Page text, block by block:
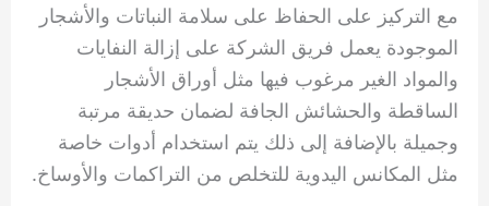
مع التركيز على الحفاظ على سلامة النباتات والأشجار
الموجودة يعمل فريق الشركة على إزالة النفايات
والمواد الغير مرغوب فيها مثل أوراق الأشجار
الساقطة والحشائش الجافة لضمان حديقة مرتبة
وجميلة بالإضافة إلى ذلك يتم استخدام أدوات خاصة
مثل المكانس اليدوية للتخلص من التراكمات والأوساخ.